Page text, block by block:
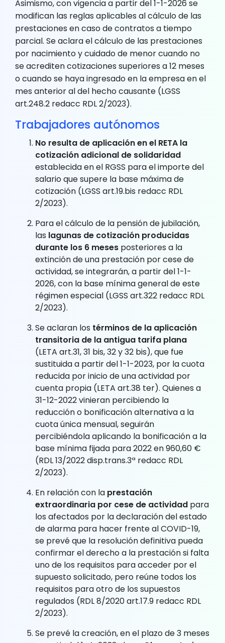
Asimismo, con vigencia a partir del 1-1-2026 se
modifican las reglas aplicables al cálculo de las
prestaciones en caso de contratos a tiempo
parcial. Se aclara el cálculo de las prestaciones
por nacimiento y cuidado de menor cuando no
se acrediten cotizaciones superiores a 12 meses
o cuando se haya ingresado en la empresa en el
mes anterior al del hecho causante (LGSS
art.248.2 redacc RDL 2/2023).
Trabajadores autónomos
No resulta de aplicación en el RETA la
cotización adicional de solidaridad
establecida en el RGSS para el importe del
salario que supere la base máxima de
cotización (LGSS art.19.bis redacc RDL
2/2023).
Para el cálculo de la pensión de jubilación,
las lagunas de cotización producidas
durante los 6 meses posteriores a la
extinción de una prestación por cese de
actividad, se integrarán, a partir del 1-1-
2026, con la base mínima general de este
régimen especial (LGSS art.322 redacc RDL
2/2023).
Se aclaran los términos de la aplicación
transitoria de la antigua tarifa plana
(LETA art.31, 31 bis, 32 y 32 bis), que fue
sustituida a partir del 1-1-2023, por la cuota
reducida por inicio de una actividad por
cuenta propia (LETA art.38 ter). Quienes a
31-12-2022 vinieran percibiendo la
reducción o bonificación alternativa a la
cuota única mensual, seguirán
percibiéndola aplicando la bonificación a la
base mínima fijada para 2022 en 960,60 €
(RDL 13/2022 disp.trans.3ª redacc RDL
2/2023).
En relación con la prestación
extraordinaria por cese de actividad para
los afectados por la declaración del estado
de alarma para hacer frente al COVID-19,
se prevé que la resolución definitiva pueda
confirmar el derecho a la prestación si falta
uno de los requisitos para acceder por el
supuesto solicitado, pero reúne todos los
requisitos para otro de los supuestos
regulados (RDL 8/2020 art.17.9 redacc RDL
2/2023).
Se prevé la creación, en el plazo de 3 meses